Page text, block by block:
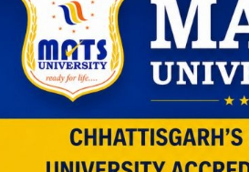
की श्रद्वा और ज्ञान अर्जन का अनोखा
रहने और पढ़ने के लिए कोचिंग की विशेष
कि इस विशेष कोचिंग संस्था में बच्चों के
कोचिंग का जो भी खर्चा होता है,उसका